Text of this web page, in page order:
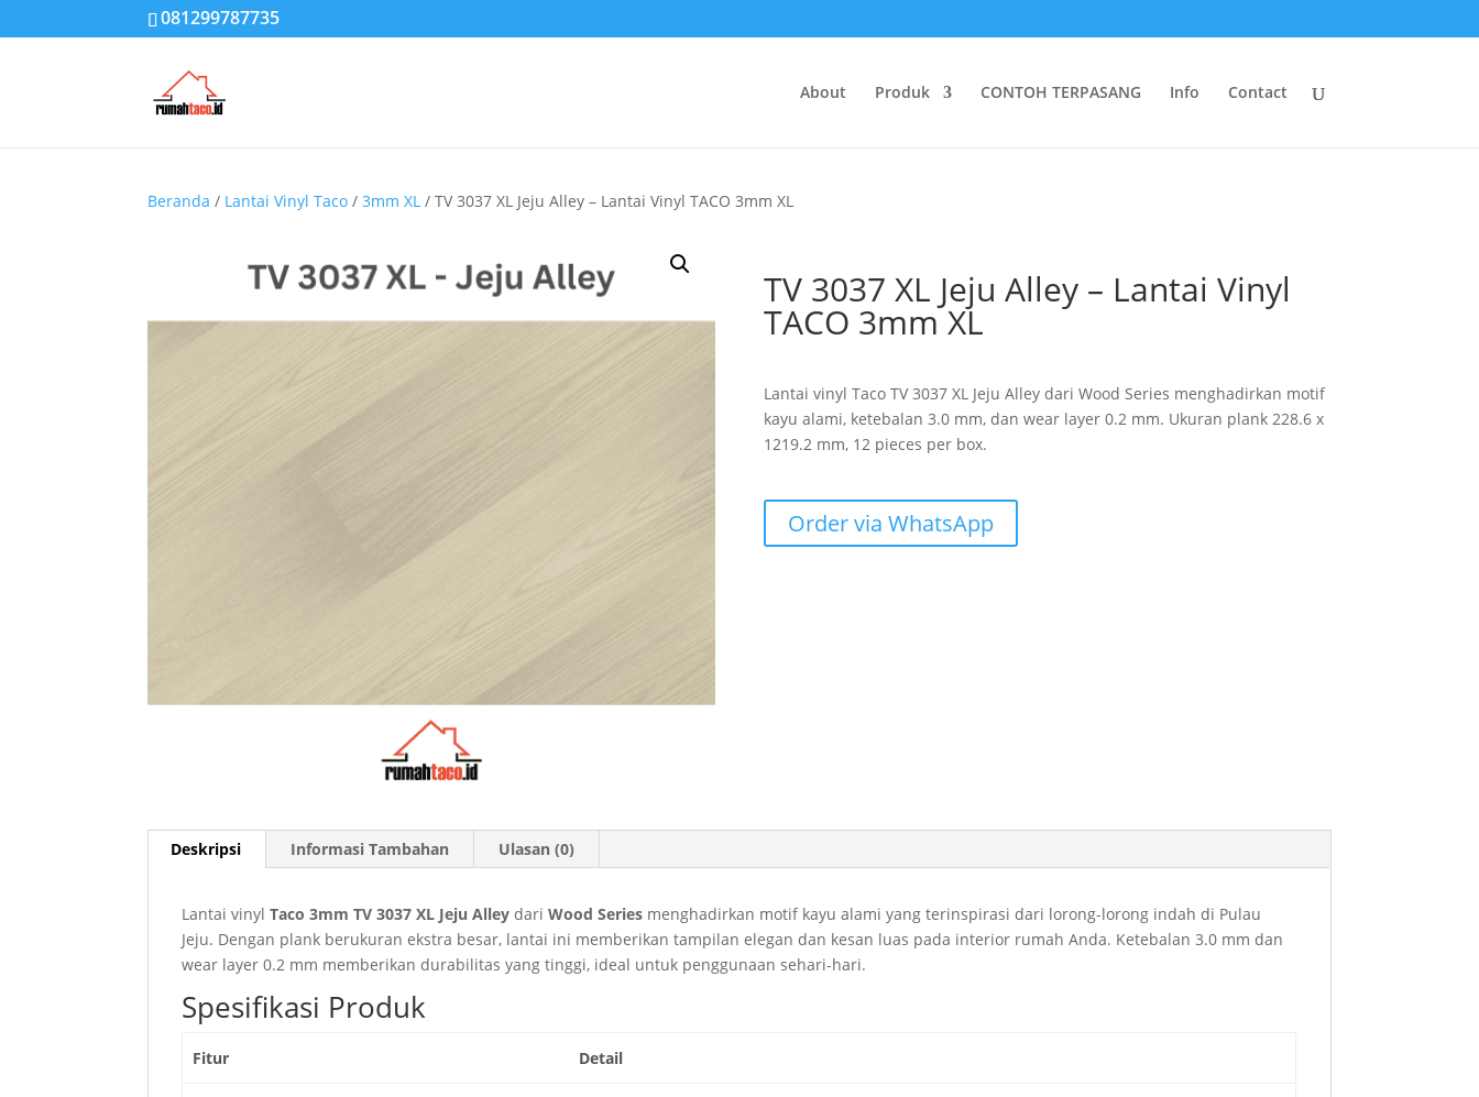
081299787735
About Produk CONTOH TERPASANG Info Contact
Beranda / Lantai Vinyl Taco /3mm XL / TV 3037 XL Jeju Alley – Lantai Vinyl TACO 3mm XL
TV 3037 XL Jeju Alley – Lantai Vinyl
TACO 3mm XL
Lantai vinyl Taco TV 3037 XL Jeju Alley dari Wood Series menghadirkan motif
kayu alami, ketebalan 3.0 mm, dan wear layer 0.2 mm. Ukuran plank 228.6 x
1219.2 mm, 12 pieces per box.
Order via WhatsApp
Deskripsi Informasi Tambahan Ulasan (0)
Lantai vinylTaco 3mm TV 3037 XL Jeju Alley dariWood Series menghadirkan motif kayu alami yang terinspirasi dari lorong-lorong indah di Pulau
Jeju. Dengan plank berukuran ekstra besar, lantai ini memberikan tampilan elegan dan kesan luas pada interior rumah Anda. Ketebalan 3.0 mm dan
wear layer 0.2 mm memberikan durabilitas yang tinggi, ideal untuk penggunaan sehari-hari.
Spesifikasi Produk
Fitur Detail